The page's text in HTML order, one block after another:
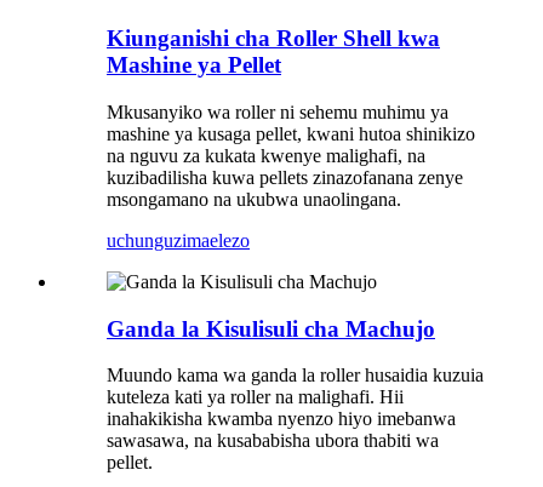
Kiunganishi cha Roller Shell kwa
Mashine ya Pellet
Mkusanyiko wa roller ni sehemu muhimu ya
mashine ya kusaga pellet, kwani hutoa shinikizo
na nguvu za kukata kwenye malighafi, na
kuzibadilisha kuwa pellets zinazofanana zenye
msongamano na ukubwa unaolingana.
uchunguzimaelezo
Ganda la Kisulisuli cha Machujo
Muundo kama wa ganda la roller husaidia kuzuia
kuteleza kati ya roller na malighafi. Hii
inahakikisha kwamba nyenzo hiyo imebanwa
sawasawa, na kusababisha ubora thabiti wa
pellet.